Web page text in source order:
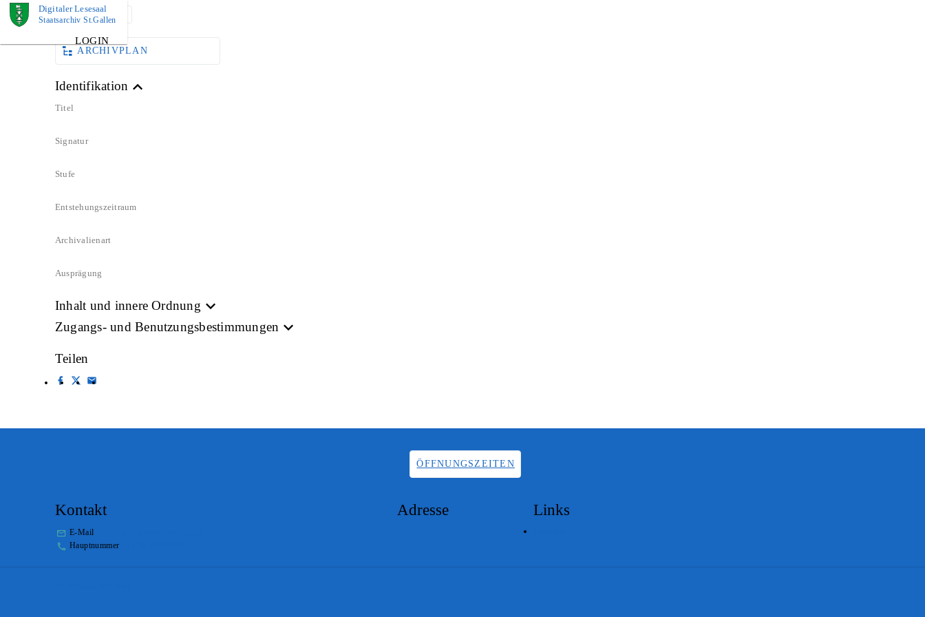
Digitaler Lesesaal
Staatsarchiv St.Gallen
LOGIN
DOKUMENT
ARCHIVPLAN
Identifikation
Titel
Signatur
Stufe
Entstehungszeitraum
Archivalienart
Ausprägung
Inhalt und innere Ordnung
Zugangs- und Benutzungsbestimmungen
Teilen
ÖFFNUNGSZEITEN
Kontakt
E-Mail
Hauptnummer
Adresse Links